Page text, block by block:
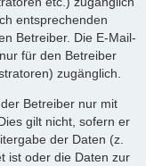
entsprechenden
Betreiber. Die E-Mail-
für den Betreiber
zugänglich.
Betreiber nur mit
gilt nicht, sofern er
der Daten (z.
ist oder die Daten zur